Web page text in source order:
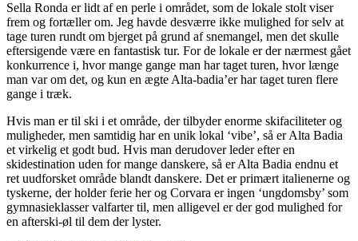
Sella Ronda er lidt af en perle i området, som de lokale stolt viser
frem og fortæller om. Jeg havde desværre ikke mulighed for selv at
tage turen rundt om bjerget på grund af snemangel, men det skulle
eftersigende være en fantastisk tur. For de lokale er der nærmest gået
konkurrence i, hvor mange gange man har taget turen, hvor længe
man var om det, og kun en ægte Alta-badia’er har taget turen flere
gange i træk.
Hvis man er til ski i et område, der tilbyder enorme skifaciliteter og
muligheder, men samtidig har en unik lokal ‘vibe’, så er Alta Badia
et virkelig et godt bud. Hvis man derudover leder efter en
skidestination uden for mange danskere, så er Alta Badia endnu et
ret uudforsket område blandt danskere. Det er primært italienerne og
tyskerne, der holder ferie her og Corvara er ingen ‘ungdomsby’ som
gymnasieklasser valfarter til, men alligevel er der god mulighed for
en afterski-øl til dem der lyster.